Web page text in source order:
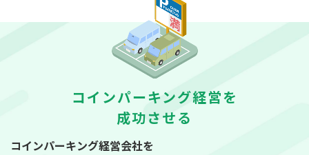
コインパーキング経営を
成功させる
コインパーキング経営会社を